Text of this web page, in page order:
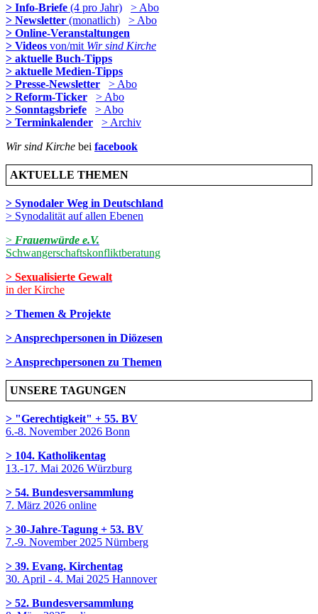
> Info-Briefe (4 pro Jahr)
> Abo
> Newsletter (monatlich)
> Abo
> Online-Veranstaltungen
> Videos von/mit Wir sind Kirche
> aktuelle Buch-Tipps
> aktuelle Medien-Tipps
> Presse-Newsletter
> Abo
> Reform-Ticker
> Abo
> Sonntagsbriefe
> Abo
> Terminkalender
> Archiv
Wir sind Kirche bei facebook
AKTUELLE THEMEN
> Synodaler Weg in Deutschland
> Synodalität auf allen Ebenen
> Frauenwürde e.V.
Schwangerschaftskonfliktberatung
> Sexualisierte Gewalt
in der Kirche
> Themen & Projekte
> Ansprechpersonen in Diözesen
> Ansprechpersonen zu Themen
UNSERE TAGUNGEN
> "Gerechtigkeit" + 55. BV
6.-8. November 2026 Bonn
> 104. Katholikentag
13.-17. Mai 2026 Würzburg
> 54. Bundesversammlung
7. März 2026 online
> 30-Jahre-Tagung + 53. BV
7.-9. November 2025 Nürnberg
> 39. Evang. Kirchentag
30. April - 4. Mai 2025 Hannover
> 52. Bundesversammlung